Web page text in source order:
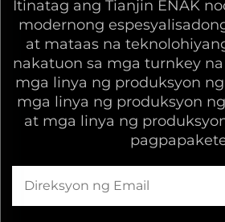
Itinatag ang Tianjin ENAK
modernong
at mataas na
nakatuon sa mga turnkey
mga linya ng produksyon
mga linya ng produksyon
at mga linya ng